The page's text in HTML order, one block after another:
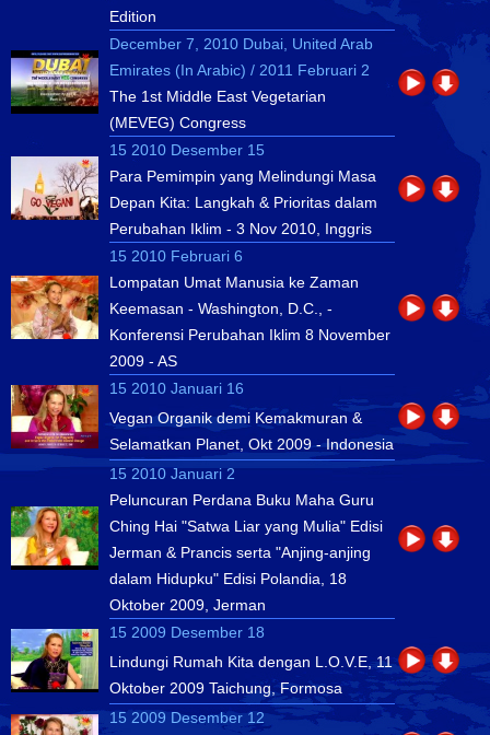
Edition
December 7, 2010 Dubai, United Arab
Emirates (In Arabic) / 2011 Februari 2
The 1st Middle East Vegetarian
(MEVEG) Congress
15 2010 Desember 15
Para Pemimpin yang Melindungi Masa
Depan Kita: Langkah & Prioritas dalam
Perubahan Iklim - 3 Nov 2010, Inggris
15 2010 Februari 6
Lompatan Umat Manusia ke Zaman
Keemasan - Washington, D.C., -
Konferensi Perubahan Iklim 8 November
2009 - AS
15 2010 Januari 16
Vegan Organik demi Kemakmuran &
Selamatkan Planet, Okt 2009 - Indonesia
15 2010 Januari 2
Peluncuran Perdana Buku Maha Guru
Ching Hai "Satwa Liar yang Mulia" Edisi
Jerman & Prancis serta "Anjing-anjing
dalam Hidupku" Edisi Polandia, 18
Oktober 2009, Jerman
15 2009 Desember 18
Lindungi Rumah Kita dengan L.O.V.E, 11
Oktober 2009 Taichung, Formosa
15 2009 Desember 12